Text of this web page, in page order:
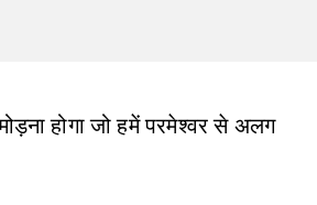
होगा जो हमें परमेश्वर से अलग